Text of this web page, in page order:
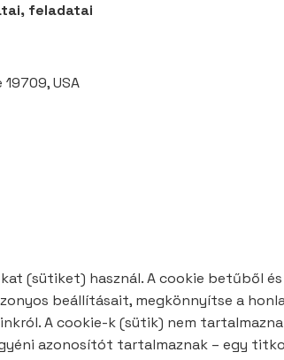
feladatai
USA
(sütiket) használ. A cookie betűből
beállításait, megkönnyítse a
A cookie-k (sütik) nem
azonosítót tartalmaznak – egy